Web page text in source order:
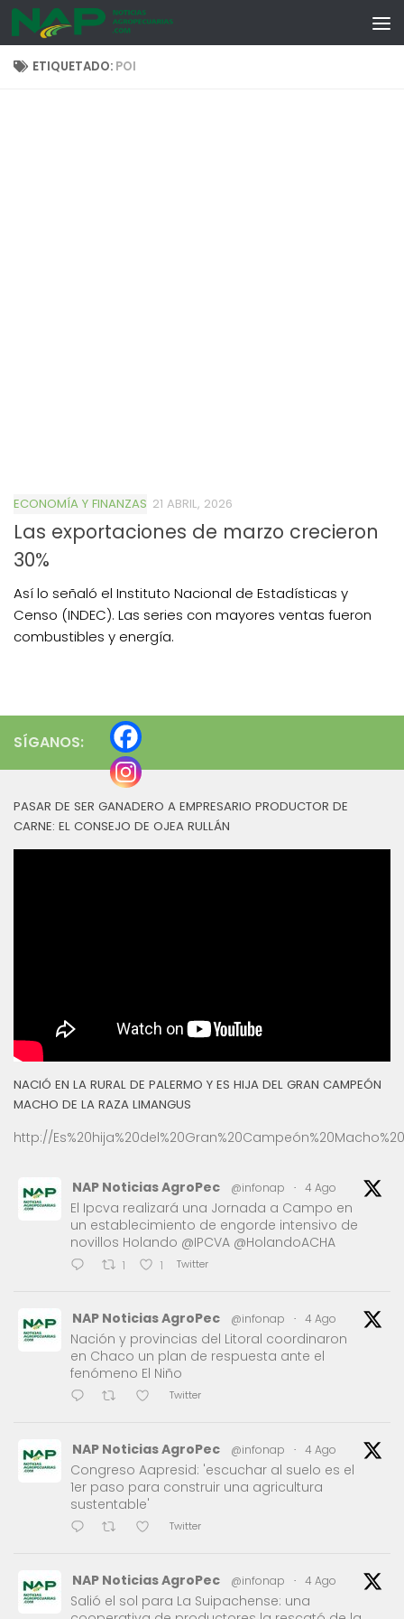
Skip to content
ETIQUETADO: POI
ECONOMÍA Y FINANZAS 21 ABRIL, 2026
Las exportaciones de marzo crecieron
30%
Así lo señaló el Instituto Nacional de Estadísticas y
Censo (INDEC). Las series con mayores ventas fueron
combustibles y energía.
SÍGANOS:
PASAR DE SER GANADERO A EMPRESARIO PRODUCTOR DE
CARNE: EL CONSEJO DE OJEA RULLÁN
NACIÓ EN LA RURAL DE PALERMO Y ES HIJA DEL GRAN CAMPEÓN
MACHO DE LA RAZA LIMANGUS
http://
NAP Noticias AgroPec @infonap · 4 Ago
El Ipcva realizará una Jornada a Campo en
un establecimiento de engorde intensivo de
novillos Holando @IPCVA @HolandoACHA
1 1 Twitter
NAP Noticias AgroPec @infonap · 4 Ago
Nación y provincias del Litoral coordinaron
en Chaco un plan de respuesta ante el
fenómeno El Niño
Twitter
NAP Noticias AgroPec @infonap · 4 Ago
Congreso Aapresid: 'escuchar al suelo es el
1er paso para construir una agricultura
sustentable'
Twitter
NAP Noticias AgroPec @infonap · 4 Ago
Salió el sol para La Suipachense: una